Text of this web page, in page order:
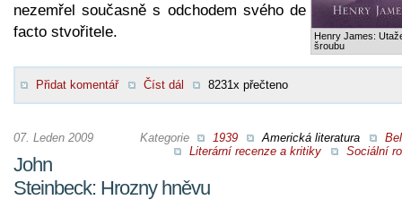
Henry James:
šroubu
nezemřel současně s odchodem svého de
facto stvořitele.
Přidat komentář Číst dál 8231x přečteno
Kategorie 1939 Americká literatura
Literární recenze a kritiky
Sociální
07. Leden 2009
John
Steinbeck: Hrozny hněvu